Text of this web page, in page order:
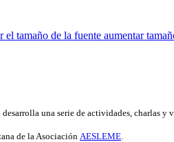
aumentar
desarrolla una serie de actividades, charlas y
de la Asociación AESLEME